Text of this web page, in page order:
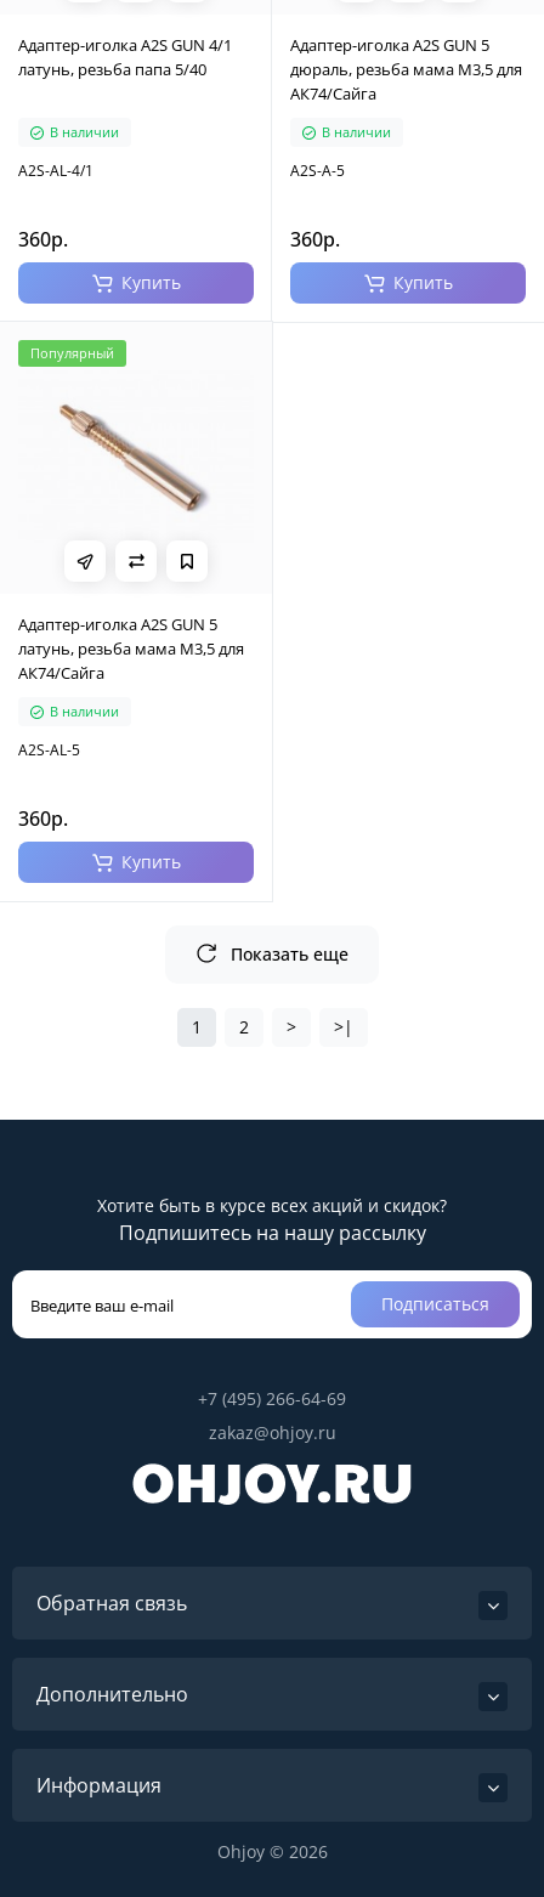
Адаптер-иголка A2S GUN 4/1
латунь, резьба папа 5/40
В наличии
A2S-AL-4/1
360р.
Купить
Адаптер-иголка A2S GUN 5
дюраль, резьба мама М3,5 для
АК74/Сайга
В наличии
A2S-A-5
360р.
Купить
Популярный
Адаптер-иголка A2S GUN 5
латунь, резьба мама М3,5 для
АК74/Сайга
В наличии
A2S-AL-5
360р.
Купить
Показать еще
1 2 > >|
Хотите быть в курсе всех акций и скидок?
Подпишитесь на нашу рассылку
Подписаться
+7 (495) 266-64-69
zakaz@ohjoy.ru
Обратная связь
Дополнительно
Информация
Ohjoy © 2026